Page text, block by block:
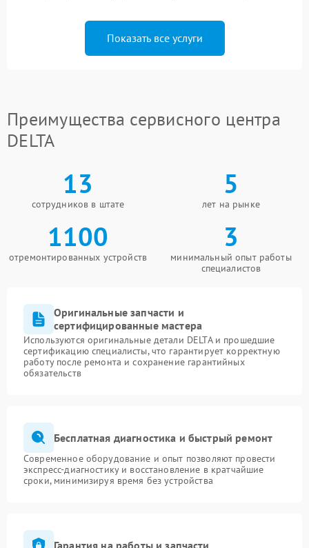
Показать все услуги
Преимущества сервисного центра
DELTA
13
сотрудников в штате
5
лет на рынке
1100
отремонтированных устройств
3
минимальный опыт работы
специалистов
Оригинальные запчасти и
сертифицированные мастера
Используются оригинальные детали DELTA и прошедшие
сертификацию специалисты, что гарантирует корректную
работу после ремонта и сохранение гарантийных
обязательств
Бесплатная диагностика и быстрый ремонт
Современное оборудование и опыт позволяют провести
экспресс-диагностику и восстановление в кратчайшие
сроки, минимизируя время без устройства
Гарантия на работы и запчасти